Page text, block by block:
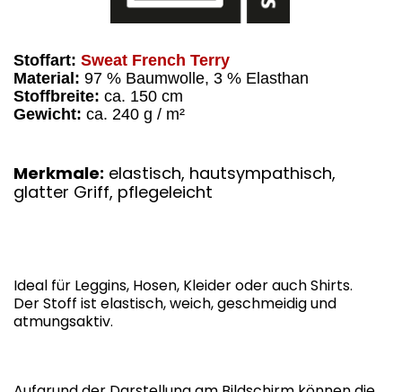
Stoffart: Sweat French Terry
Material: 97 % Baumwolle, 3 % Elasthan
Stoffbreite: ca. 150 cm
Gewicht: ca. 240 g / m²
Merkmale: elastisch, hautsympathisch,
glatter Griff, pflegeleicht
Ideal für Leggins, Hosen, Kleider oder auch Shirts.
Der Stoff ist elastisch, weich, geschmeidig und
atmungsaktiv.